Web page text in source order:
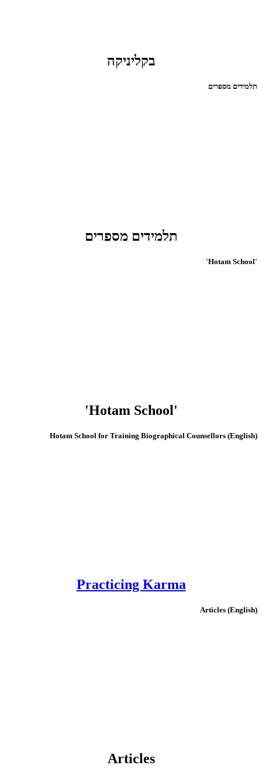
בקליניקה
תלמידים מספרים
תלמידים מספרים
'Hotam School'
'Hotam School'
(English) Hotam School for Training Biographical Counsellors
Practicing Karma
(English) Articles
Articles